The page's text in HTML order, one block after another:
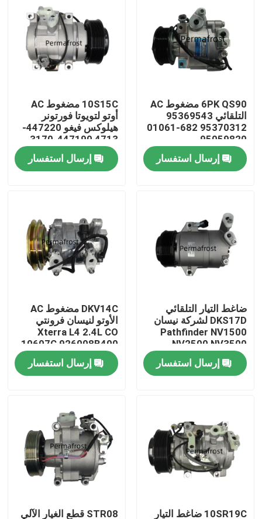
حول بنا
إتصال
ضاغط مكيف السيارة
ضاغط التيار المتردد الآلي
ضاغط هواء تلقائي
ضاغط مكيف الهواء للمركبة
ضاغط تكييف الهواء للسيارة
6PK QS90 مضغوط AC
التلقائي 95369543
95370312 682-01061
95059820
إرسال استفسار
10S15C مضغوط AC
أوتو لتويوتا فورتونر
هيلوكس فيغو 447220-
4713 447190-3170
447190-3230
إرسال استفسار
ضاغط التيار التلقائي
DKS17D لشركة نيسان
Pathfinder NV1500
NV2500 NV3500
92600-ZL90B 92600-
ZP80Aإرسال استفسار
DKV14C مضغوط AC
الأوتو لنيسان فرونتي
Xterra L4 2.4L CO
10607C 926008B400
92600-3S510
إرسال استفسار
10SR19C ضاغط التيار STR08 قطع الغيار الآلي